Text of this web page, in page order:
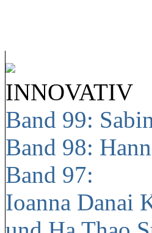
INNOVATIV
Band 99:
Band 98:
Band 97:
Ioanna Danai